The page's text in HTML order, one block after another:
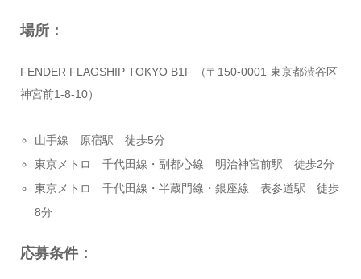
場所：
FENDER FLAGSHIP TOKYO B1F （〒150-0001 東京都渋谷区
神宮前1-8-10）
山手線 原宿駅 徒歩5分
東京メトロ 千代田線・副都心線 明治神宮前駅 徒歩2分
東京メトロ 千代田線・半蔵門線・銀座線 表参道駅 徒歩
8分
応募条件：